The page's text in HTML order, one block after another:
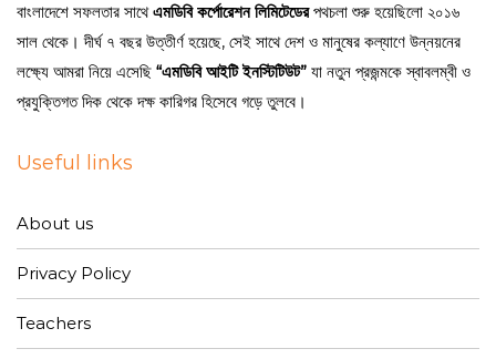
বাংলাদেশে সফলতার সাথেএমডিবি কর্পোরেশন লিমিটেডেরপথচলা শুরু হয়েছিলো ২০১৬
সাল থেকে। দীর্ঘ ৭ বছর উত্তীর্ণ হয়েছে, সেই সাথে দেশ ও মানুষের কল্যাণে উন্নয়নের
লক্ষ্যে আমরা নিয়ে এসেছি “এমডিবি আইটি ইনস্টিটিউট” যা নতুন প্রজন্মকে স্বাবলম্বী ও
প্রযুক্তিগত দিক থেকে দক্ষ কারিগর হিসেবে গড়ে তুলবে।
Useful links
About us
Privacy Policy
Teachers